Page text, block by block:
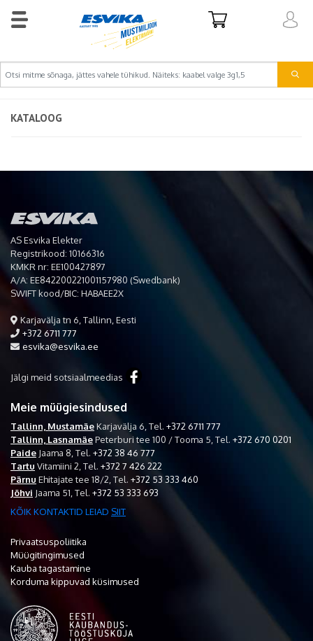
KATALOOG
AS Esvika Elekter
Registrikood: 10166316
KMKR nr: EE100427897
A/A: EE842200221001157980 (Swedbank)
SWIFT kood/BIC: HABAEE2X
Karjavälja tn 6, Tallinn, Eesti
+372 6711 777
esvika@esvika.ee
Jälgi meid sotsiaalmeedias
Meie müügiesindused
Tallinn, MustamäeKarjavälja 6, Tel. +372 6711 777
Tallinn, LasnamäePeterburi tee 100 / Tooma 5, Tel. +372 670 0201
Paide Jaama 8, Tel. +372 38 46 777
Tartu Vitamiini 2, Tel. +372 7 426 222
Pärnu Ehitajate tee 18/2, Tel. +372 53 333 460
Jõhvi Jaama 51, Tel. +372 53 333 693
KÕIK KONTAKTID LEIAD SIIT
Privaatsuspoliitika
Müügitingimused
Kauba tagastamine
Korduma kippuvad küsimused